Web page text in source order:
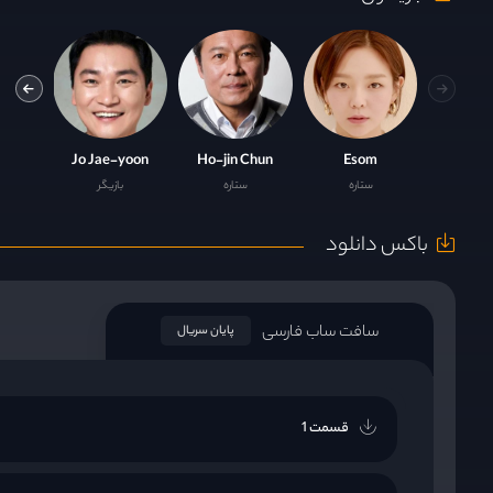
Esom
ستاره
Ho-jin Chun
ستاره
Jo Jae-yoon
بازیگر
باکس دانلود
سافت ساب فارسی پایان سریال
قسمت 1